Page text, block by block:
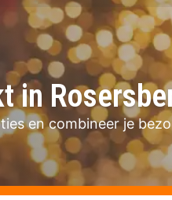
in
en combineer je